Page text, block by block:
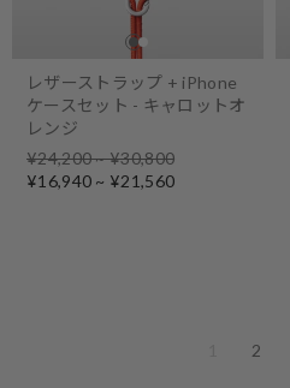
レザーストラップ + iPhone
ケースセット - キャロットオ
レンジ
Regular
price
¥24,200 ~ ¥30,800
Sale
¥16,940 ~ ¥21,560
2